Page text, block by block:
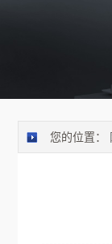
您的位置：